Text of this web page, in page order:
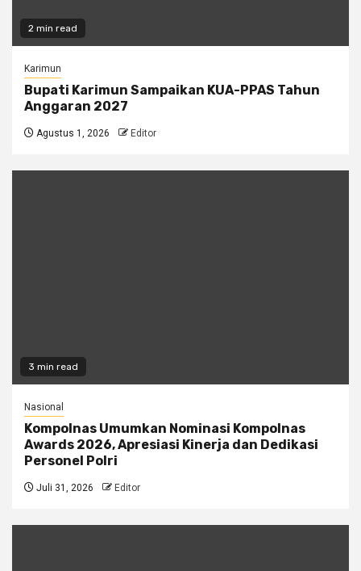
2 min read
Karimun
Bupati Karimun Sampaikan KUA-PPAS Tahun
Anggaran 2027
Agustus 1, 2026 Editor
3 min read
Nasional
Kompolnas Umumkan Nominasi Kompolnas
Awards 2026, Apresiasi Kinerja dan Dedikasi
Personel Polri
Juli 31, 2026 Editor